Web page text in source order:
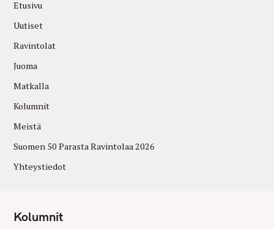
Etusivu
Uutiset
Ravintolat
Juoma
Matkalla
Kolumnit
Meistä
Suomen 50 Parasta Ravintolaa 2026
Yhteystiedot
Kolumnit